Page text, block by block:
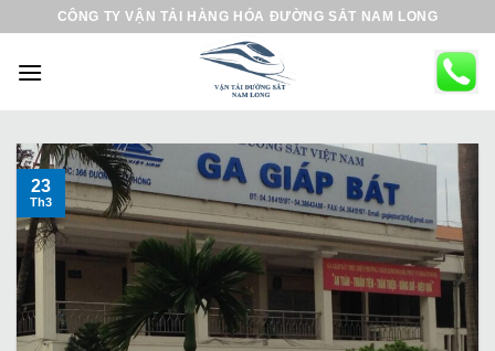
CÔNG TY VẬN TẢI HÀNG HÓA ĐƯỜNG SẮT NAM LONG
23
Th3